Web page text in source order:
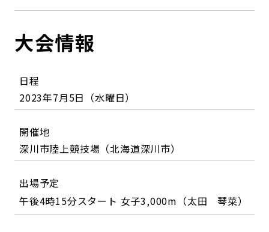
大会情報
日程
2023年7月5日（水曜日）
開催地
深川市陸上競技場（北海道深川市）
出場予定
午後4時15分スタート 女子3,000m（太田 琴菜）